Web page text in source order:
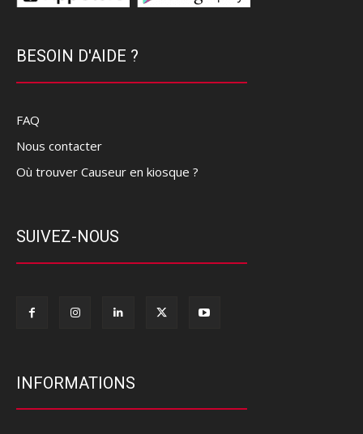
BESOIN D'AIDE ?
FAQ
Nous contacter
Où trouver Causeur en kiosque ?
SUIVEZ-NOUS
INFORMATIONS